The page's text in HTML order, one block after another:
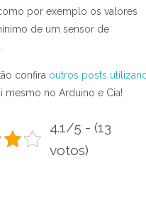
por exemplo os valores
de um sensor de
confira outros posts
mesmo no Arduino e Cia!
4.1/5 - (13
votos)